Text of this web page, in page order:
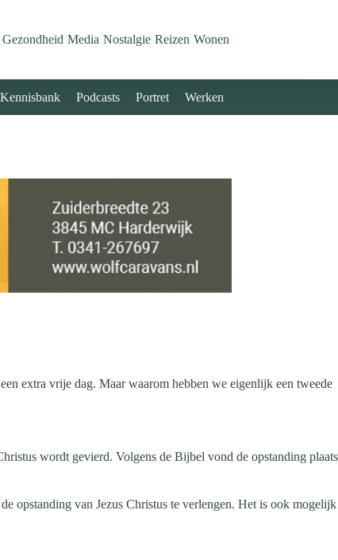
Gezondheid Media Nostalgie Reizen Wonen
Kennisbank Podcasts Portret Werken
extra vrije dag. Maar waarom hebben we eigenlijk een tweede
wordt gevierd. Volgens de Bijbel vond de opstanding plaats
opstanding van Jezus Christus te verlengen. Het is ook mogelijk